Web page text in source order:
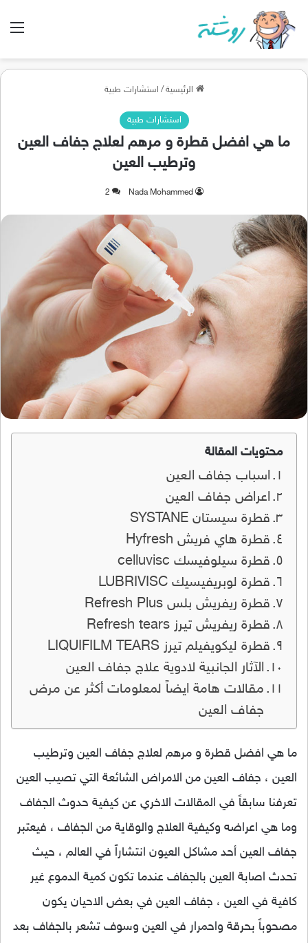
الرئيسية / استشارات طبية
استشارات طبية
ما هي افضل قطرة و مرهم لعلاج جفاف العين
وترطيب العين
Nada Mohammed
2
محتويات المقالة
اسباب جفاف العين
اعراض جفاف العين
قطرة سيستان SYSTANE
قطرة هاي فريش Hyfresh
قطرة سيلوفيسك celluvisc
قطرة لوبريفيسيك LUBRIVISC
قطرة ريفريش بلس Refresh Plus
قطرة ريفريش تيرز Refresh tears
قطرة ليكويفيلم تيرز LIQUIFILM TEARS
الآثار الجانبية لادوية علاج جفاف العين
مقالات هامة ايضاً لمعلومات أكثر عن مرض
جفاف العين
ما هي افضل قطرة و مرهم لعلاج جفاف العين وترطيب
العين ، جفاف العين من الامراض الشائعة التي تصيب العين
تعرفنا سابقاً في المقالات الاخري عن كيفية حدوث الجفاف
وما هي اعراضه وكيفية العلاج والوقاية من الجفاف ، فيعتبر
جفاف العين أحد مشاكل العيون انتشاراً في العالم ، حيث
تحدث اصابة العين بالجفاف عندما تكون كمية الدموع غير
كافية في العين ، جفاف العين في بعض الاحيان يكون
مصحوباً بحرقة واحمرار في العين وسوف تشعر بالجفاف بعد